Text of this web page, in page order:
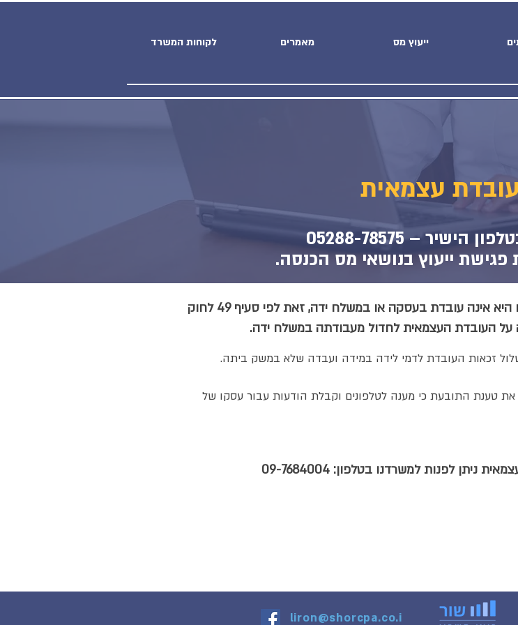
ייעוץ מס מאמרים לקוחות המשרד
עצמאית
הישיר – 05288-78575
פגישת ייעוץ בנושאי מס הכנסה.
עובדת עצמאית זכאית לתשלום דמי לידה עבור הזמן בו היא אינה עובדת בעסקה או במשלח ידה, זאת לפי סעיף 49 לחוק
על העובדת העצמאית לחדול מעבודתה במשלח ידה.
מיום 9.7.13, קיבל בית הדין את טענת התובעת כי מענה לטלפונים וקבלת הודעות עבור עסקו של
לפנות למשרדנו בטלפון: 09-7684004
liron@shorcpa.co.i